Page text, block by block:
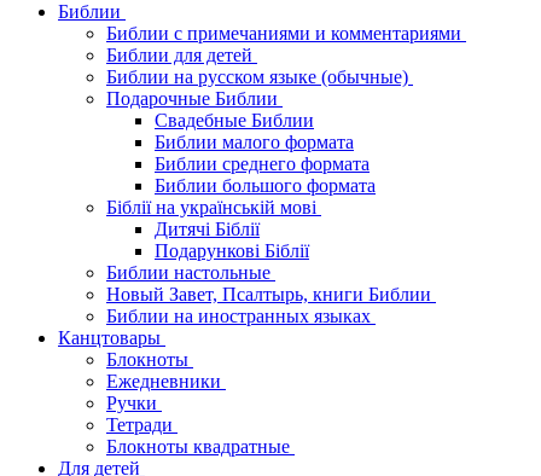
Библии
Библии с примечаниями и комментариями
Библии для детей
Библии на русском языке (обычные)
Подарочные Библии
Свадебные Библии
Библии малого формата
Библии среднего формата
Библии большого формата
Біблії на українській мові
Дитячі Біблії
Подарункові Біблії
Библии настольные
Новый Завет, Псалтырь, книги Библии
Библии на иностранных языках
Канцтовары
Блокноты
Ежедневники
Ручки
Тетради
Блокноты квадратные
Для детей